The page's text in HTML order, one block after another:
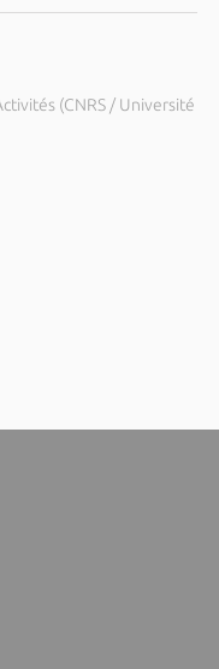
(CNRS / Université